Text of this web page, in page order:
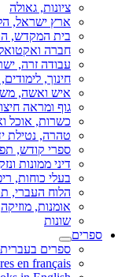
ציונות, גאולה
ארץ ישראל,
בית המקדש,
חברה
עבודה זרה,
חינוך,
איש ואשה,
גוף ומראה
כשרות, אוכל
טהרה, נטילת
ספרי קודש,
דיני ממונות
בעלי כוחות,
הלוח העברי,
אומנות,
שונות
ספרים
ספרים בעברית
en français